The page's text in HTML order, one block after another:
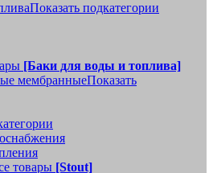
Показать подкатегории
[Баки для воды и топлива]
мембранныеПоказать
товары [Stout]